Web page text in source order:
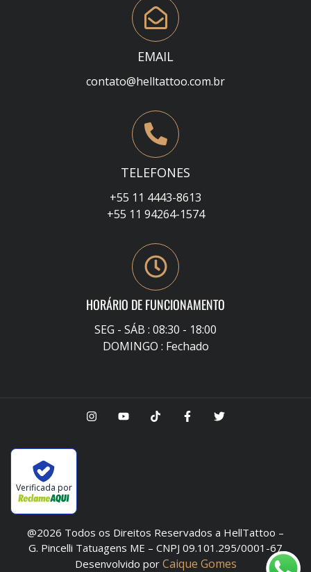
EMAIL
contato@helltattoo.com.br
TELEFONES
+55 11 4443-8613
+55 11 94264-1574
HORÁRIO DE FUNCIONAMENTO
SEG - SÁB : 08:30 - 18:00
DOMINGO : Fechado
Verificada por
@2026 Todos os Direitos Reservados a HellTattoo –
G. Pincelli Tatuagens ME – CNPJ 09.101.295/0001-67
Desenvolvido por Caique Gomes